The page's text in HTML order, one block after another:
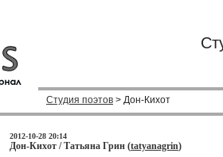
Студия поэтов > Дон-Кихот
2012-10-28 20:14
Дон-Кихот / Татьяна Грин (tatyanagrin)